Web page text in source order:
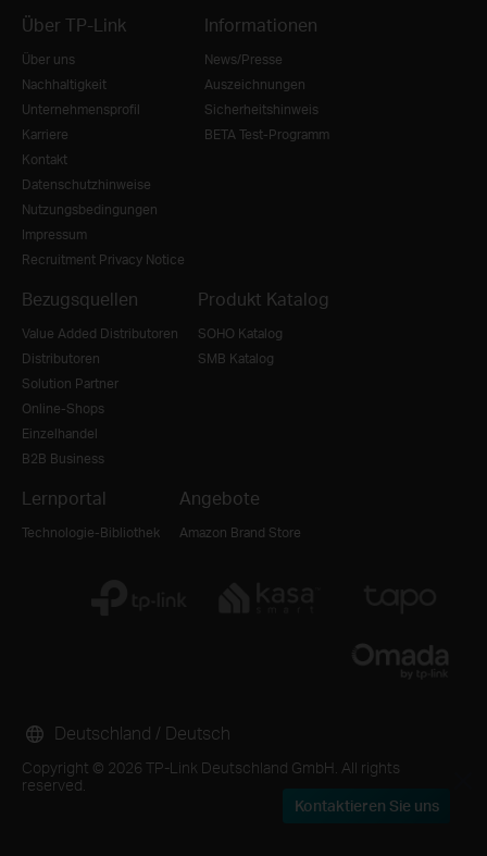
Über TP-Link
Über uns
Nachhaltigkeit
Unternehmensprofil
Karriere
Kontakt
Datenschutzhinweise
Nutzungsbedingungen
Impressum
Recruitment Privacy Notice
Informationen
News/Presse
Auszeichnungen
Sicherheitshinweis
BETA Test-Programm
Bezugsquellen
Value Added Distributoren
Distributoren
Solution Partner
Online-Shops
Einzelhandel
B2B Business
Produkt Katalog
SOHO Katalog
SMB Katalog
Lernportal
Technologie-Bibliothek
Angebote
Amazon Brand Store
Copyright © 2026 TP-Link Deutschland GmbH. All rights
reserved.
Deutschland / Deutsch
Kontaktieren Sie uns